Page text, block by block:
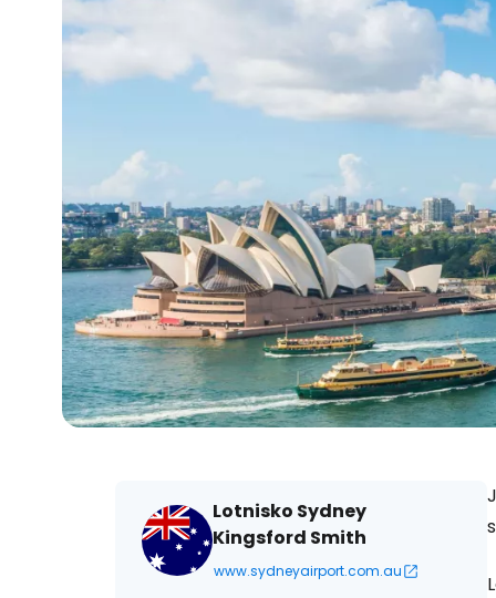
Lotnisko Sydney
Kingsford Smith
www.sydneyairport.com.au